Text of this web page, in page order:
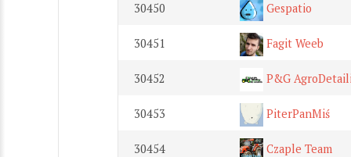
30450 Gespatio
30451 Fagit Weeb
30452 P&G
30453 PiterPanMiś
30454 Czaple Team